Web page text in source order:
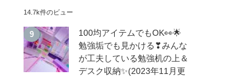
14.7k件のビュー
100均アイテムでもOK👀🌟
勉強垢でも見かける❣みんな
が工夫している勉強机の上＆
デスク収納✨(2023年11月更